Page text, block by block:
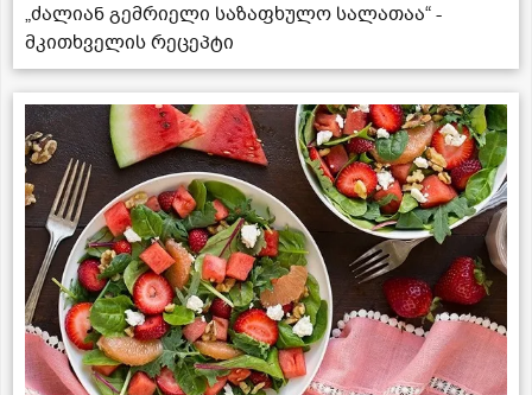
„ძალიან გემრიელი საზაფხულო სალათაა“ -
მკითხველის რეცეპტი